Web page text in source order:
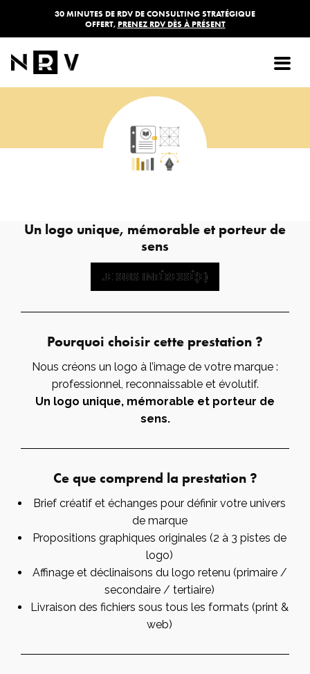
30 MINUTES DE RDV DE CONSULTING STRATÉGIQUE
OFFERT, PRENEZ RDV DÈS À PRÉSENT
Logo
Un logo unique, mémorable et porteur de
sens
JE SUIS INTÉRESSÉ(E)
JE SUIS INTÉRESSÉ(E)
Pourquoi choisir cette prestation ?
Nous créons un logo à l’image de votre marque :
professionnel, reconnaissable et évolutif.
Un logo unique, mémorable et porteur de
sens.
Ce que comprend la prestation ?
Brief créatif et échanges pour définir votre univers
de marque
Propositions graphiques originales (2 à 3 pistes de
logo)
Affinage et déclinaisons du logo retenu (primaire /
secondaire / tertiaire)
Livraison des fichiers sous tous les formats (print &
web)